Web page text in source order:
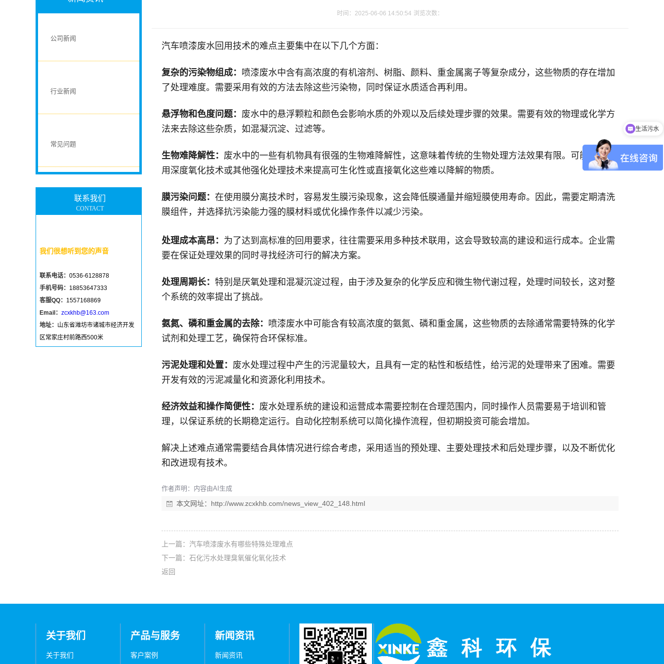
公司新闻
行业新闻
常见问题
联系我们
CONTACT
我们很想听到您的声音
联系电话： 0536-6128878
手机号码： 18853647333
客服QQ： 1557168869
Email： zcxkhb@163.com
地址： 山东省潍坊市诸城市经济开发
区常家庄村前路西500米
时间：2025-06-06 14:50:54 浏览次数：
汽车喷漆废水回用技术的难点主要集中在以下几个方面：
复杂的污染物组成： 喷漆废水中含有高浓度的有机溶剂、树脂、颜料、重金属离子等复杂成分，这些物质的存在增加
了处理难度。需要采用 有效的方法去除这些污染物，同时保证水质适合再利用。
悬浮物和色度问题： 废水中的悬浮颗粒和颜色会影响水质的外观以及后续处理步骤的效果。需要有效的物理或化学方
法来去除这些杂质，如混凝沉淀、过滤等。
生物难降解性： 废水中的一些有机物具有很强的生物难降解性，这意味着传统的生物处理方法效果有限。可能需要使
用 深度氧化技术或其他强化处理技术来提高可生化性或直接氧化这些难以降解的物质。
膜污染问题： 在使用膜分离技术时，容易发生膜污染现象，这会降低膜通量并缩短膜使用寿命。因此，需要定期清洗
膜组件，并选择抗污染能力强的膜材料或优化操作条件以减少污染。
处理成本高昂： 为了达到高标准的回用要求，往往需要采用多种技术联用，这会导致较高的建设和运行成本。企业需
要在保证处理效果的同时寻找经济可行的解决方案。
处理周期长： 特别是厌氧处理和混凝沉淀过程，由于涉及复杂的化学反应和微生物代谢过程，处理时间较长，这对整
个系统的效率提出了挑战。
氨氮、磷和重金属的去除： 喷漆废水中可能含有较高浓度的氨氮、磷和重金属，这些物质的去除通常需要特殊的化学
试剂和处理工艺，确保符合环保标准。
污泥处理和处置： 废水处理过程中产生的污泥量较大，且具有一定的粘性和板结性，给污泥的处理带来了困难。需要
开发有效的污泥减量化和资源化利用技术。
经济效益和操作简便性： 废水处理系统的建设和运营成本需要控制在合理范围内，同时操作人员需要易于培训和管
理，以保证系统的长期稳定运行。自动化控制系统可以简化操作流程，但初期投资可能会增加。
解决上述难点通常需要结合具体情况进行综合考虑，采用适当的预处理、主要处理技术和后处理步骤，以及不断优化
和改进现有技术。
作者声明：内容由AI生成
本文网址： http://www.zcxkhb.com/news_view_402_148.html
上一篇： 汽车喷漆废水有哪些特殊处理难点
下一篇： 石化污水处理臭氧催化氧化技术
返回
关于我们
关于我们
产品与服务
客户案例
新闻资讯
新闻资讯
生活污水